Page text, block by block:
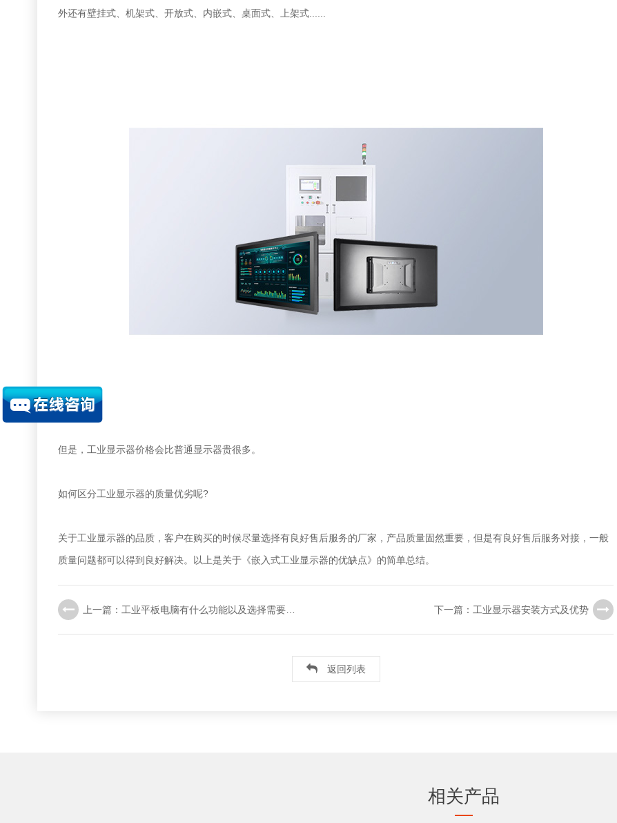
外还有壁挂式、机架式、开放式、内嵌式、桌面式、上架式......
但是，工业显示器价格会比普通显示器贵很多。
如何区分工业显示器的质量优劣呢?
关于工业显示器的品质，客户在购买的时候尽量选择有良好售后服务的厂家，产品质量固然重要，但是有良好售后服务对接，一般
质量问题都可以得到良好解决。以上是关于《嵌入式工业显示器的优缺点》的简单总结。
上一篇：工业平板电脑有什么功能以及选择需要注意什么 下一篇：工业显示器安装方式及优势
返回列表
相关产品